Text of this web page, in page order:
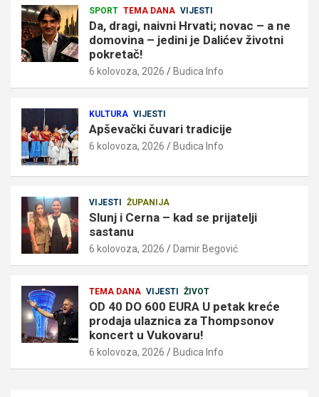
SPORT TEMA DANA VIJESTI
Da, dragi, naivni Hrvati; novac – a ne
domovina – jedini je Dalićev životni
pokretač!
6 kolovoza, 2026 Budica Info
KULTURA VIJESTI
Apševački čuvari tradicije
6 kolovoza, 2026 Budica Info
VIJESTI ŽUPANIJA
Slunj i Cerna – kad se prijatelji
sastanu
6 kolovoza, 2026 Damir Begović
TEMA DANA VIJESTI ŽIVOT
OD 40 DO 600 EURA U petak kreće
prodaja ulaznica za Thompsonov
koncert u Vukovaru!
6 kolovoza, 2026 Budica Info